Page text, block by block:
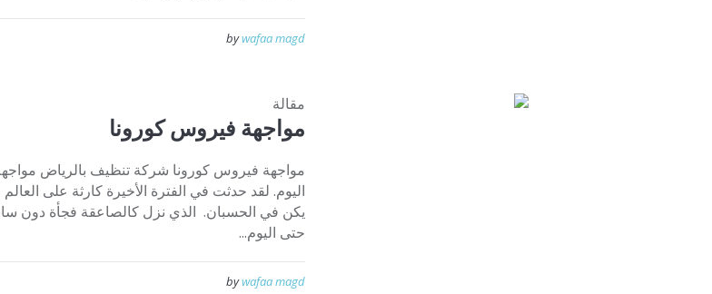
bywafaa magd
مقالة
مواجهة فيروس كورونا
مواجهة فيروس كورونا شركة تنظيف بالرياض
اليوم. لقد حدثت في الفترة الأخيرة كارثة على
يكن في الحسبان. الذي نزل كالصاعقة فجأة دون
حتى اليوم...
bywafaa magd